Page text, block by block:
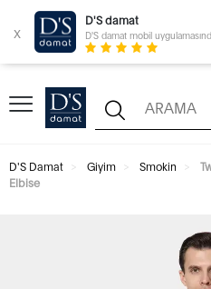
x
D'S damat
D'S damat mobil
D'S Damat Giyim Smokin
Elbise